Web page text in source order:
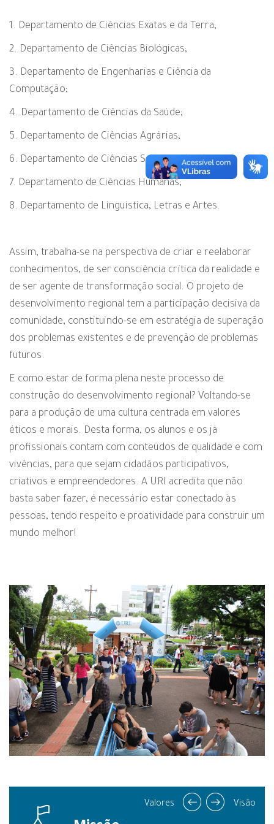
1. Departamento de Ciências Exatas e da Terra;
2. Departamento de Ciências Biológicas;
3. Departamento de Engenharias e Ciência da
Computação;
4. Departamento de Ciências da Saúde;
5. Departamento de Ciências Agrárias;
6. Departamento de Ciências Sociais Aplicadas;
7. Departamento de Ciências Humanas;
8. Departamento de Linguística, Letras e Artes.
Assim, trabalha-se na perspectiva de criar e reelaborar
conhecimentos, de ser consciência crítica da realidade e
de ser agente de transformação social. O projeto de
desenvolvimento regional tem a participação decisiva da
comunidade, constituindo-se em estratégia de superação
dos problemas existentes e de prevenção de problemas
futuros.
E como estar de forma plena neste processo de
construção do desenvolvimento regional? Voltando-se
para a produção de uma cultura centrada em valores
éticos e morais. Desta forma, os alunos e os já
profissionais contam com conteúdos de qualidade e com
vivências, para que sejam cidadãos participativos,
criativos e empreendedores. A URI acredita que não
basta saber fazer, é necessário estar conectado às
pessoas, tendo respeito e proatividade para construir um
mundo melhor!
Valores Visão